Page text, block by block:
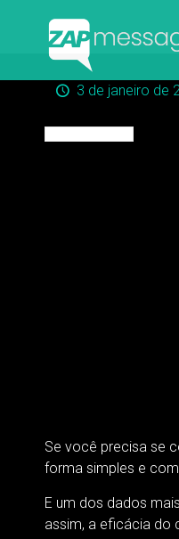
3 de janeiro de
Se você precisa se
forma simples e
E um dos dados
assim, a eficácia do